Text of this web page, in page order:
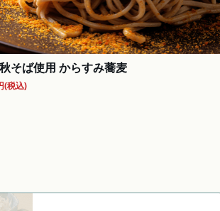
そば使用 からすみ蕎麦
(税込)